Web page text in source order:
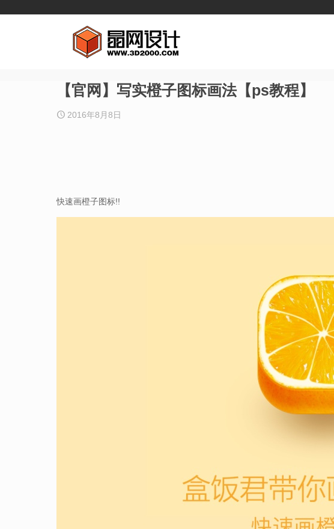
【官网】写实橙子图标画法【ps教程】
2016年8月8日
快速画橙子图标!!